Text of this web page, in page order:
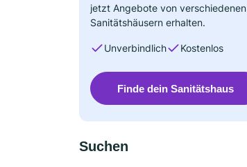
jetzt Angebote von verschiedenen
Sanitätshäusern erhalten.
Unverbindlich Kostenlos
Finde dein Sanitätshaus
Suchen